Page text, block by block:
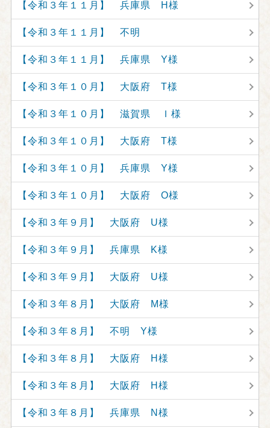
【令和３年１１月】 兵庫県 H様
【令和３年１１月】 不明
【令和３年１１月】 兵庫県 Y様
【令和３年１０月】 大阪府 T様
【令和３年１０月】 滋賀県 Ｉ様
【令和３年１０月】 大阪府 T様
【令和３年１０月】 兵庫県 Y様
【令和３年１０月】 大阪府 O様
【令和３年９月】 大阪府 U様
【令和３年９月】 兵庫県 K様
【令和３年９月】 大阪府 U様
【令和３年８月】 大阪府 M様
【令和３年８月】 不明 Y様
【令和３年８月】 大阪府 H様
【令和３年８月】 大阪府 H様
【令和３年８月】 兵庫県 N様